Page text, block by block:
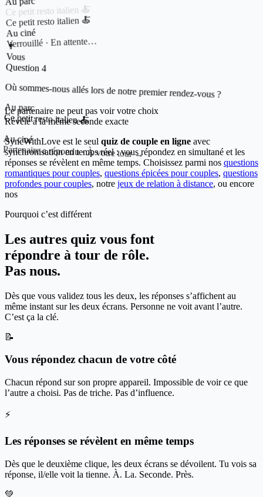
Ce petit resto italien 🍝
Au ciné
Verrouillé · En attente…
👨
Vous
Question 4
Où sommes-nous allés lors de notre premier rendez-vous ?
Au parc
Ce petit resto italien 🍝
Au ciné
Partenaire a répondu · À votre tour →
Le partenaire ne peut pas voir votre choix
Révélé à la même seconde exacte
SyncWithLove est le seul quiz de couple en ligne avec
synchronisation en temps réel : vous répondez en simultané et les
réponses se révèlent en même temps. Choisissez parmi nos questions
romantiques pour couples, questions épicées pour couples, questions
profondes pour couples, notre jeux de relation à distance, ou encore
nos
Pourquoi c’est différent
Les autres quiz vous font
répondre à tour de rôle.
Pas nous.
Dès que vous validez tous les deux, les réponses s’affichent au
même instant sur les deux écrans. Personne ne voit avant l’autre.
C’est ça la clé.
📝
Vous répondez chacun de votre côté
Chacun répond sur son propre appareil. Impossible de voir ce que
l’autre a choisi. Pas de triche. Pas d’influence.
⚡
Les réponses se révèlent en même temps
Dès que le deuxième clique, les deux écrans se dévoilent. Tu vois sa
réponse, il/elle voit la tienne. À. La. Seconde. Près.
💚